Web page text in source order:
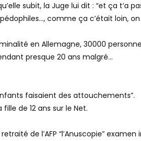
subit, la Juge lui dit : “et ça t’a
comme ça c’était loin,
en Allemagne, 30000
presque 20 ans malgré…
faisaient des attouchements”.
fille de 12 ans sur le Net.
de l’AFP “l’Anuscopie” examen